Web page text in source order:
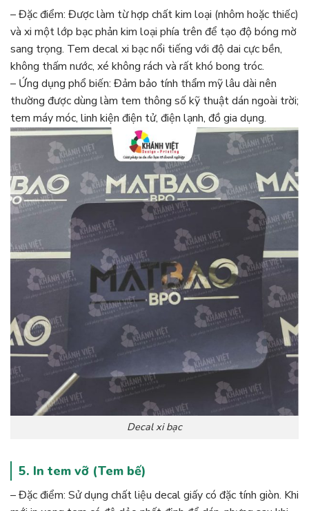
– Đặc điểm: Được làm từ hợp chất kim loại (nhôm hoặc thiếc)
và xi một lớp bạc phản kim loại phía trên để tạo độ bóng mờ
sang trọng. Tem decal xi bạc nổi tiếng với độ dai cực bền,
không thấm nước, xé không rách và rất khó bong tróc.
– Ứng dụng phổ biến: Đảm bảo tính thẩm mỹ lâu dài nên
thường được dùng làm tem thông số kỹ thuật dán ngoài trời;
tem máy móc, linh kiện điện tử, điện lạnh, đồ gia dụng.
Decal xi bạc
5. In tem vỡ (Tem bế)
– Đặc điểm: Sử dụng chất liệu decal giấy có đặc tính giòn. Khi